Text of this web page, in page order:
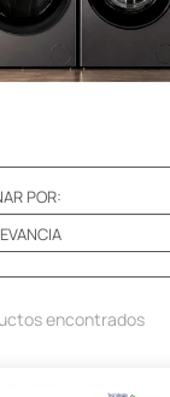
POR:
encontrados